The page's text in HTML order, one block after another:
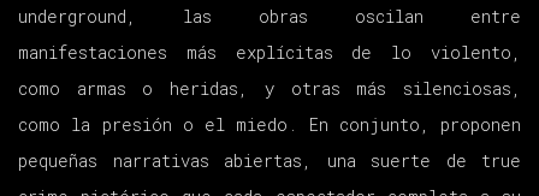
underground, las obras oscilan entre
manifestaciones más explícitas de lo violento,
como armas o heridas, y otras más silenciosas,
como la presión o el miedo. En conjunto, proponen
pequeñas narrativas abiertas, una suerte de true